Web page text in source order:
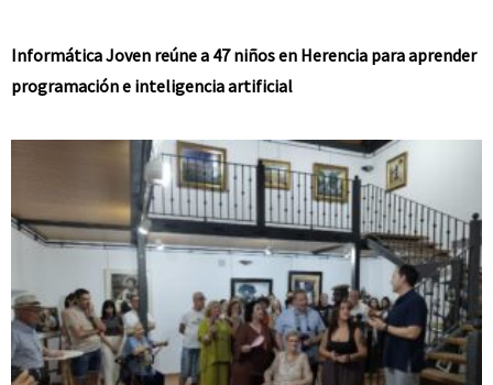
Informática Joven reúne a 47 niños en Herencia para aprender
programación e inteligencia artificial